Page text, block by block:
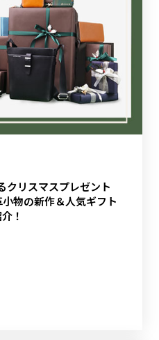
クリスマスプレゼント
物の新作＆人気ギフト
！